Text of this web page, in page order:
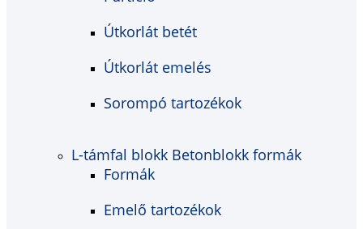
Útkorlát betét
Útkorlát emelés
Sorompó tartozékok
L-támfal blokk Betonblokk formák
Formák
Emelő tartozékok